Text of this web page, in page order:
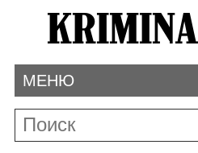
МЕНЮ